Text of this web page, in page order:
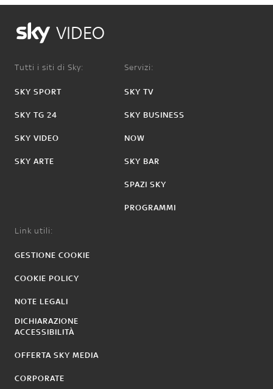
VIDEO
Tutti i siti di Sky:
SKY SPORT
SKY TG 24
SKY VIDEO
SKY ARTE
Servizi:
SKY TV
SKY BUSINESS
NOW
SKY BAR
SPAZI SKY
PROGRAMMI
Link utili:
GESTIONE COOKIE
COOKIE POLICY
NOTE LEGALI
DICHIARAZIONE
ACCESSIBILITÀ
OFFERTA SKY MEDIA
CORPORATE